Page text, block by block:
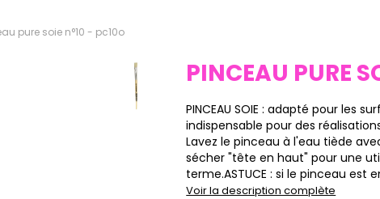
pure soie n°10 - pc10o
PINCEAU PURE
PINCEAU SOIE : adapté pour les
indispensable pour des réalisations
Lavez le pinceau à l'eau tiède
sécher "tête en haut" pour une
terme.ASTUCE : si le pinceau est
Voir la description complète